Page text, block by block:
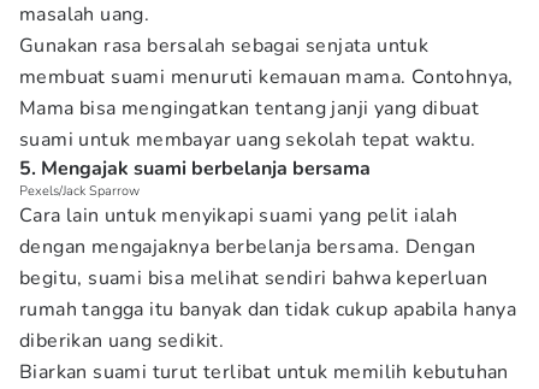
masalah uang.
Gunakan rasa bersalah sebagai senjata untuk
membuat suami menuruti kemauan mama. Contohnya,
Mama bisa mengingatkan tentang janji yang dibuat
suami untuk membayar uang sekolah tepat waktu.
5. Mengajak suami berbelanja bersama
Pexels/Jack Sparrow
Cara lain untuk menyikapi suami yang pelit ialah
dengan mengajaknya berbelanja bersama. Dengan
begitu, suami bisa melihat sendiri bahwa keperluan
rumah tangga itu banyak dan tidak cukup apabila hanya
diberikan uang sedikit.
Biarkan suami turut terlibat untuk memilih kebutuhan